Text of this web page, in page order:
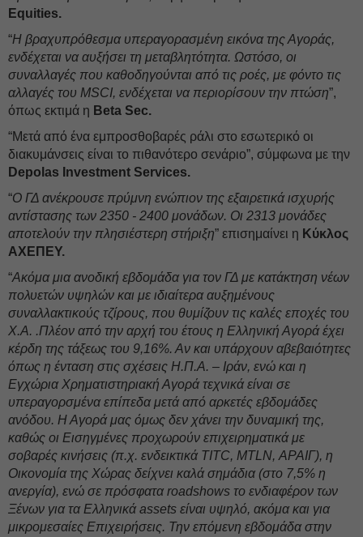
Equities.
“Η βραχυπρόθεσμα υπεραγορασμένη εικόνα της Αγοράς,
ενδέχεται να αυξήσει τη μεταβλητότητα. Ωστόσο, οι
συναλλαγές που καθοδηγούνται από τις ροές, με φόντο τις
αλλαγές του MSCI, ενδέχεται να περιορίσουν την πτώση”,
όπως εκτιμά η Beta Sec.
“Μετά από ένα εμπροσθοβαρές ράλι στο εσωτερικό οι
διακυμάνσεις είναι το πιθανότερο σενάριο”, σύμφωνα με την
Depolas Investment Services.
“Ο ΓΔ ανέκρουσε πρύμνη ενώπιον της εξαιρετικά ισχυρής
αντίστασης των 2350 - 2400 μονάδων. Οι 2313 μονάδες
αποτελούν την πλησιέστερη στήριξη” επισημαίνει η Κύκλος
ΑΧΕΠΕΥ.
“Ακόμα μια ανοδική εβδομάδα για τον ΓΔ με κατάκτηση νέων
πολυετών υψηλών και με ιδιαίτερα αυξημένους
συναλλακτικούς τζίρους, που θυμίζουν τις καλές εποχές του
Χ.Α. .Πλέον από την αρχή του έτους η Ελληνική Αγορά έχει
κέρδη της τάξεως του 9,16%. Αν και υπάρχουν αβεβαιότητες
όπως η ένταση στις σχέσεις Η.Π.Α. – Ιράν, ενώ και η
Εγχώρια Χρηματιστηριακή Αγορά τεχνικά είναι σε
υπεραγορσμένα επίπεδα μετά από αρκετές εβδομάδες
ανόδου. Η Αγορά μας όμως δεν χάνει την δυναμική της,
καθώς οι Εισηγμένες προχωρούν επιχειρηματικά με
σοβαρές κινήσεις (π.χ. ενδεικτικά TITC, MTLN, ΑΡΑΙΓ), η
Οικονομία της Χώρας δείχνει καλά σημάδια (στο 7,5% η
ανεργία), ενώ σε πρόσφατα roadshows το ενδιαφέρον των
Ξένων για τα Ελληνικά assets είναι υψηλό, ακόμα και για
μικρομεσαίες Επιχειρήσεις. Την επόμενη εβδομάδα στην